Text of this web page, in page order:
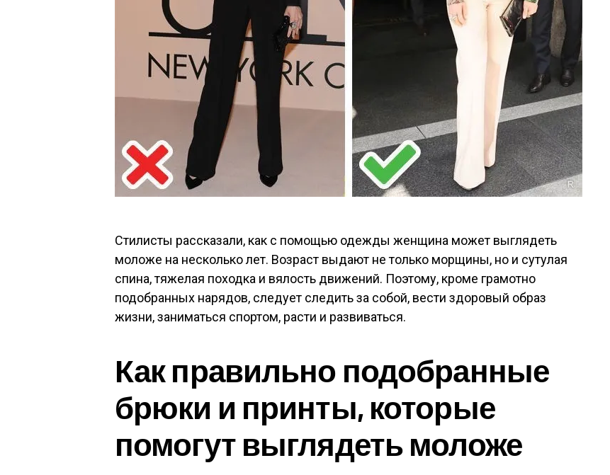
Стилисты рассказали, как с помощью одежды женщина может выглядеть
моложе на несколько лет. Возраст выдают не только морщины, но и сутулая
спина, тяжелая походка и вялость движений. Поэтому, кроме грамотно
подобранных нарядов, следует следить за собой, вести здоровый образ
жизни, заниматься спортом, расти и развиваться.
Как правильно подобранные
брюки и принты, которые
помогут выглядеть моложе